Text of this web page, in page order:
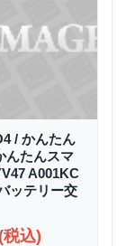
/ かんたん
んたんスマ
A001KC
ッテリー交
込)